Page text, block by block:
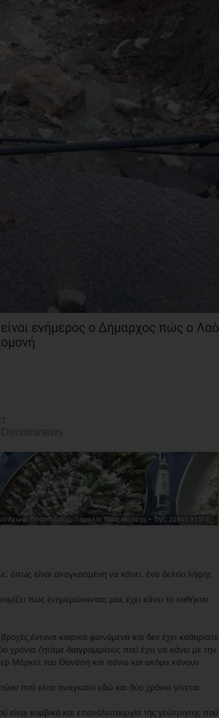
ενήμερος ο Δήμαρχος πώς ο
όπως είναι αναγκασμένη να κάνει, ένα δελτίο λήψης
πως ενημερώνοντας μας έχει κάνει το καθήκον
έντονα καιρικά φαινόμενα και δεν έχει
ζητάμε διαγραμμίσεις πού έχει να κάνει με την
Μάρκετ του Θανάση και πάνω και ακόμα κάνουν
πού είναι αναγκαίοι εδώ και δύο χρόνια γίνεται
είναι κομβικό και επαναλειτουργία τής γεώτρησης πού